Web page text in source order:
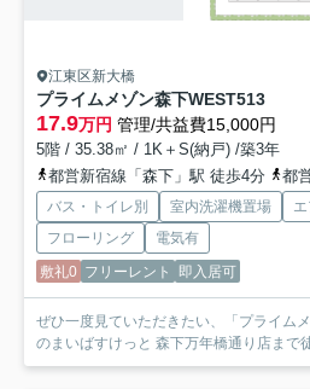
江東区新大橋
プライムメゾン森下WEST513
17.9万円 管理/共益費15,000円
5階 / 35.38㎡ / 1K＋S(納戸) /築3年
都営新宿線「森下」駅 徒歩4分
都
バス・トイレ別 室内洗濯機置場
フローリング
電気有
敷礼0 フリーレント 即入居可
ぜひ一度見ていただきたい、「プライム
のまいばすけっと 森下万年橋通り店まで